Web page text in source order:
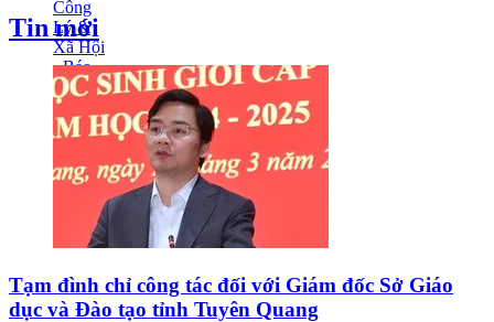
Tin mới
Tạm đình chỉ công tác đối với Giám đốc Sở Giáo
dục và Đào tạo tỉnh Tuyên Quang